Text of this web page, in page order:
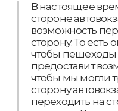
В настоящее
стороне
возможность
сторону. То есть
чтобы пешеходы
предоставит
чтобы мы могли
сторону
переходить на